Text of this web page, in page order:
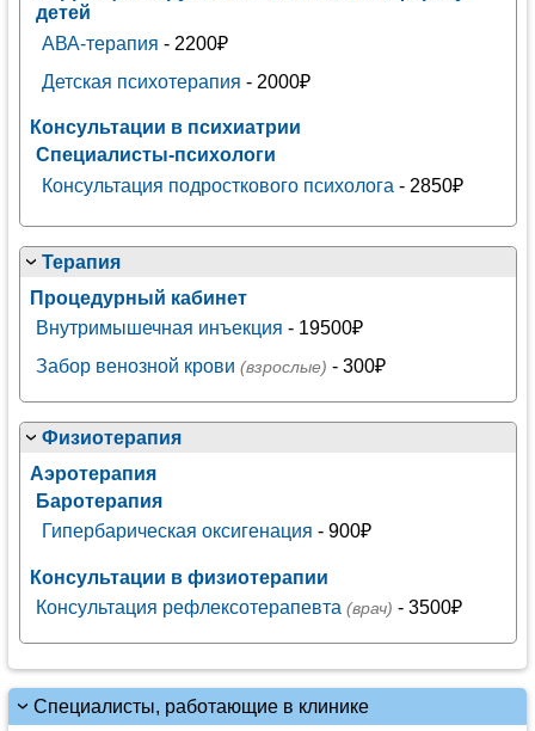
детей
АВА-терапия - 2200₽
Детская психотерапия - 2000₽
Консультации в психиатрии
Специалисты-психологи
Консультация подросткового психолога - 2850₽
Терапия
Процедурный кабинет
Внутримышечная инъекция - 19500₽
Забор венозной крови (взрослые) - 300₽
Физиотерапия
Аэротерапия
Баротерапия
Гипербарическая оксигенация - 900₽
Консультации в физиотерапии
Консультация рефлексотерапевта (врач) - 3500₽
Специалисты, работающие в клинике